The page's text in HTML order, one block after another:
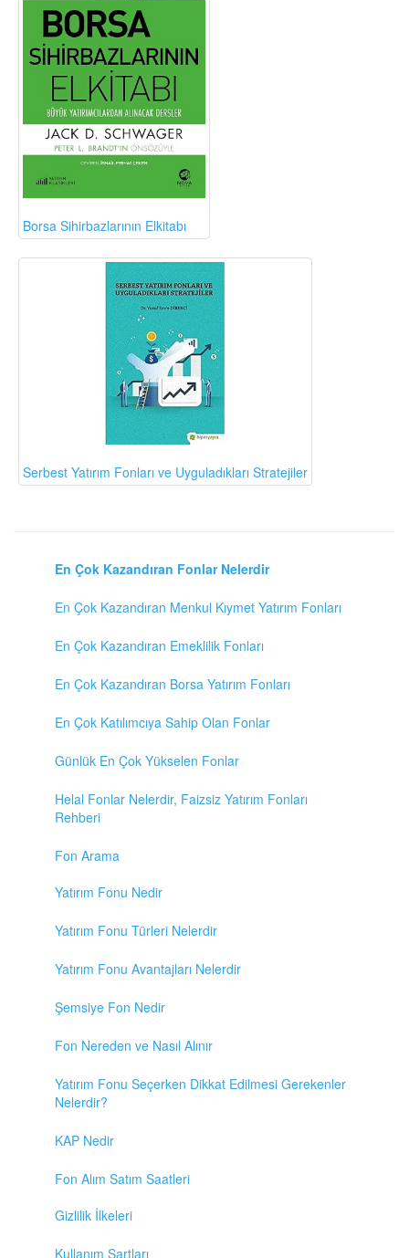
Borsa Sihirbazlarının Elkitabı
Serbest Yatırım Fonları ve Uyguladıkları Stratejiler
En Çok Kazandıran Fonlar Nelerdir
En Çok Kazandıran Menkul Kıymet Yatırım Fonları
En Çok Kazandıran Emeklilik Fonları
En Çok Kazandıran Borsa Yatırım Fonları
En Çok Katılımcıya Sahip Olan Fonlar
Günlük En Çok Yükselen Fonlar
Helal Fonlar Nelerdir, Faizsiz Yatırım Fonları
Rehberi
Fon Arama
Yatırım Fonu Nedir
Yatırım Fonu Türleri Nelerdir
Yatırım Fonu Avantajları Nelerdir
Şemsiye Fon Nedir
Fon Nereden ve Nasıl Alınır
Yatırım Fonu Seçerken Dikkat Edilmesi Gerekenler
Nelerdir?
KAP Nedir
Fon Alım Satım Saatleri
Gizlilik İlkeleri
Kullanım Şartları